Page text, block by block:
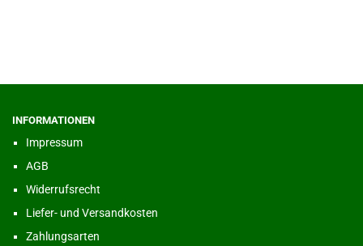
INFORMATIONEN
Impressum
AGB
Widerrufsrecht
Liefer- und Versandkosten
Zahlungsarten